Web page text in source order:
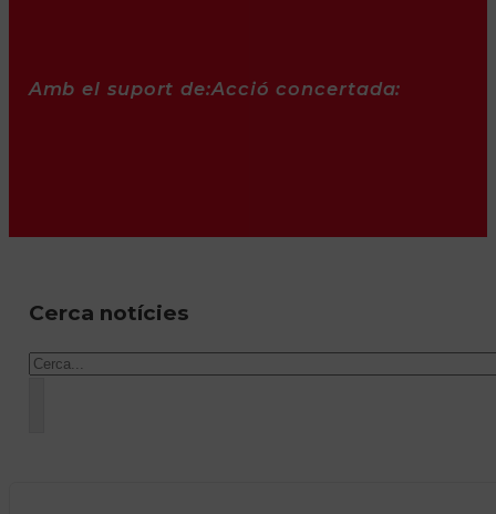
Amb el suport de:Acció concertada:
Cerca notícies
Cercar